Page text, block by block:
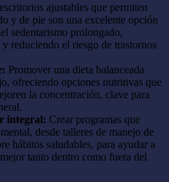
ajustables que permiten
y de pie son una excelente opción
sedentarismo prolongado,
reduciendo el riesgo de trastornos
Promover una dieta balanceada
ofreciendo opciones nutritivas que
la concentración, clave para
integral: Crear programas que
desde talleres de manejo de
hábitos saludables, para ayudar a
tanto dentro como fuera del